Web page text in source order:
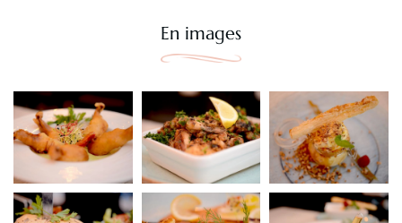
En images